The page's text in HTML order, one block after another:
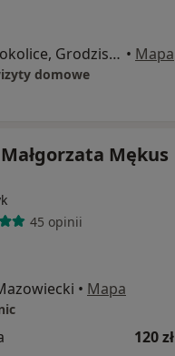
Grodzisk Mazowiecki i okolice, Grodzisk Mazowiecki • Mapa
domowe
Mękus
45 opinii
• Mapa
120 zł